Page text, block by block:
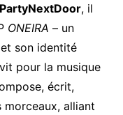
PartyNextDoor, il
ONEIRA – un
son identité
vit pour la musique
écrit,
morceaux, alliant